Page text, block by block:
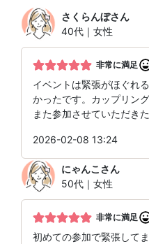
さくらんぼさん
40代｜女性
非常に満足
イベントは緊張がほぐれ
かったです。カップリン
また参加させていただきた
2026-02-08 13:24
にゃんこさん
50代｜女性
非常に満足
初めての参加で緊張して